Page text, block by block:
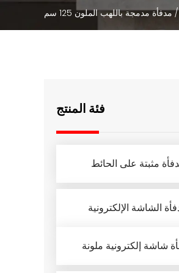
مدفأة مدمجة باللهب الملون 125 سم
فئة المنتج
مثبتة على الحائط
الشاشة الإلكترونية
شاشة إلكترونية ملونة